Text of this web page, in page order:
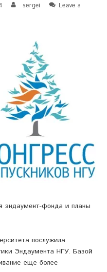
sergei
Leave a
эндаумент-фонда и планы
послужила
Эндаумента НГУ. Базой
еще более